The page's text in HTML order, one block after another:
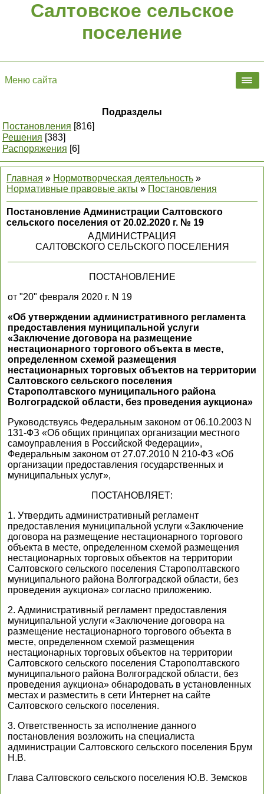
Салтовское сельское
поселение
Меню сайта
Подразделы
Постановления [816]
Решения [383]
Распоряжения [6]
Главная » Нормотворческая деятельность »
Нормативные правовые акты » Постановления
Постановление Администрации Салтовского
сельского поселения от 20.02.2020 г. № 19
АДМИНИСТРАЦИЯ
САЛТОВСКОГО СЕЛЬСКОГО ПОСЕЛЕНИЯ
ПОСТАНОВЛЕНИЕ
от "20" февраля 2020 г. N 19
«Об утверждении административного регламента
предоставления муниципальной услуги
«Заключение договора на размещение
нестационарного торгового объекта в месте,
определенном схемой размещения
нестационарных торговых объектов на территории
Салтовского сельского поселения
Старополтавского муниципального района
Волгоградской области, без проведения аукциона»
Руководствуясь Федеральным законом от 06.10.2003 N
131-ФЗ «Об общих принципах организации местного
самоуправления в Российской Федерации»,
Федеральным законом от 27.07.2010 N 210-ФЗ «Об
организации предоставления государственных и
муниципальных услуг»,
ПОСТАНОВЛЯЕТ:
1. Утвердить административный регламент
предоставления муниципальной услуги «Заключение
договора на размещение нестационарного торгового
объекта в месте, определенном схемой размещения
нестационарных торговых объектов на территории
Салтовского сельского поселения Старополтавского
муниципального района Волгоградской области, без
проведения аукциона» согласно приложению.
2. Административный регламент предоставления
муниципальной услуги «Заключение договора на
размещение нестационарного торгового объекта в
месте, определенном схемой размещения
нестационарных торговых объектов на территории
Салтовского сельского поселения Старополтавского
муниципального района Волгоградской области, без
проведения аукциона» обнародовать в установленных
местах и разместить в сети Интернет на сайте
Салтовского сельского поселения.
3. Ответственность за исполнение данного
постановления возложить на специалиста
администрации Салтовского сельского поселения Брум
Н.В.
Глава Салтовского сельского поселения Ю.В. Земсков